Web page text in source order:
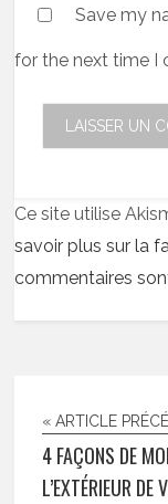
Save my
for the next time I
Ce site utilise
savoir plus sur la
commentaires
« ARTICLE
4 FAÇONS DE
L’EXTÉRIEUR DE